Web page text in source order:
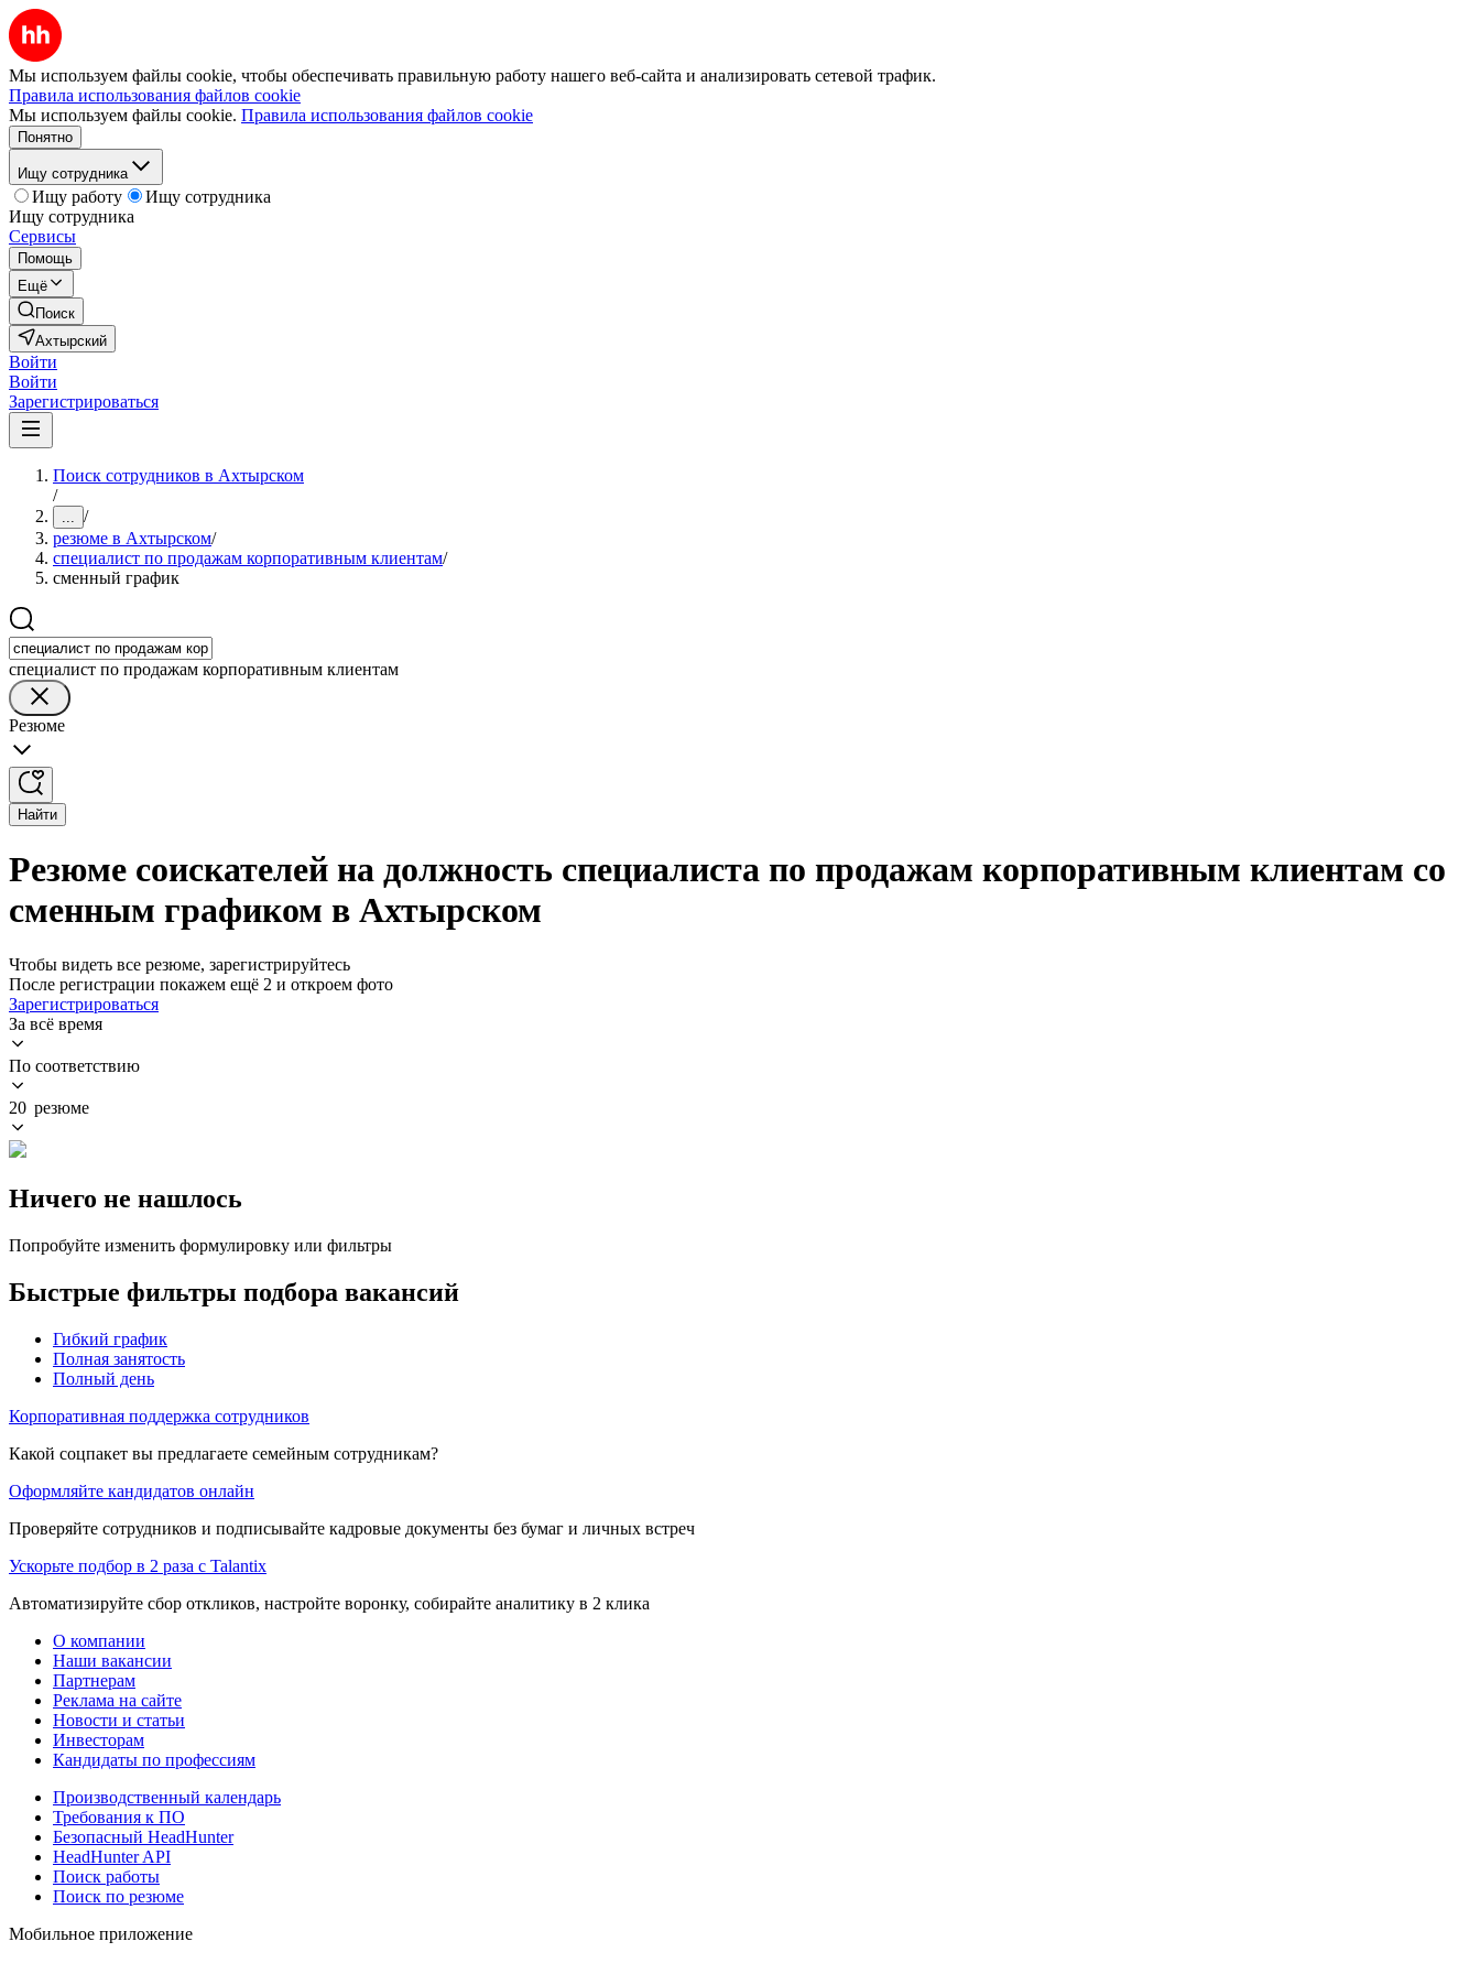
Мы используем файлы cookie, чтобы обеспечивать правильную работу нашего веб-сайта и анализировать сетевой трафик.
Правила использования файлов cookie
Мы используем файлы cookie. Правила использования файлов cookie
Понятно
Ищу сотрудника
Ищу работу
Ищу сотрудника
Ищу сотрудника
Сервисы
Помощь
Ещё
Поиск
Ахтырский
Войти
Войти
Зарегистрироваться
Поиск сотрудников в Ахтырском
/
... /
резюме в Ахтырском/
специалист по продажам корпоративным клиентам/
сменный график
специалист по продажам корпоративным клиентам
Резюме
Найти
Резюме соискателей на должность специалиста по продажам корпоративным клиентам со
сменным графиком в Ахтырском
Чтобы видеть все резюме, зарегистрируйтесь
После регистрации покажем ещё 2 и откроем фото
Зарегистрироваться
За всё время
По соответствию
20 резюме
Ничего не нашлось
Попробуйте изменить формулировку или фильтры
Быстрые фильтры подбора вакансий
Гибкий график
Полная занятость
Полный день
Корпоративная поддержка сотрудников
Какой соцпакет вы предлагаете семейным сотрудникам?
Оформляйте кандидатов онлайн
Проверяйте сотрудников и подписывайте кадровые документы без бумаг и личных встреч
Ускорьте подбор в 2 раза с Talantix
Автоматизируйте сбор откликов, настройте воронку, собирайте аналитику в 2 клика
О компании
Наши вакансии
Партнерам
Реклама на сайте
Новости и статьи
Инвесторам
Кандидаты по профессиям
Производственный календарь
Требования к ПО
Безопасный HeadHunter
HeadHunter API
Поиск работы
Поиск по резюме
Мобильное приложение